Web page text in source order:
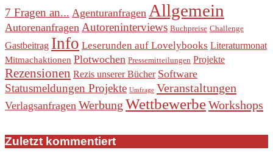
7 Fragen an... Agenturanfragen Allgemein
Autorenanfragen Autoreninterviews Buchpreise Challenge
Gastbeitrag Info Leserunden auf Lovelybooks Literaturmonat
Mitmachaktionen Plotwochen Pressemitteilungen Projekte
Rezensionen Rezis unserer Bücher Software
Statusmeldungen Projekte Umfrage Veranstaltungen
Verlagsanfragen Werbung WettbewerbeWorkshops
Zuletzt kommentiert